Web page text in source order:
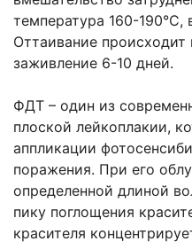
температура 160-190°C,
Оттаивание
заживление 6-10 дней.
ФДТ – один из
плоской лейкоплакии,
аппликации
поражения. При его
определенной длиной
пику поглощения
красителя